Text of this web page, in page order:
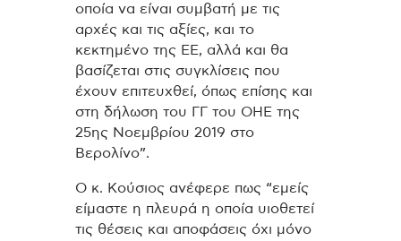
οποία να είναι συμβατή με τις
αρχές και τις αξίες, και το
κεκτημένο της ΕΕ, αλλά και θα
βασίζεται στις συγκλίσεις που
έχουν επιτευχθεί, όπως επίσης και
στη δήλωση του ΓΓ του ΟΗΕ της
25ης Νοεμβρίου 2019 στο
Βερολίνο”.
Ο κ. Κούσιος ανέφερε πως “εμείς
είμαστε η πλευρά η οποία υιοθετεί
τις θέσεις και αποφάσεις όχι μόνο